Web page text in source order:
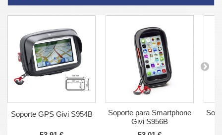
Soporte GPS Givi S954B
Soporte para Smartphone
Givi S956B